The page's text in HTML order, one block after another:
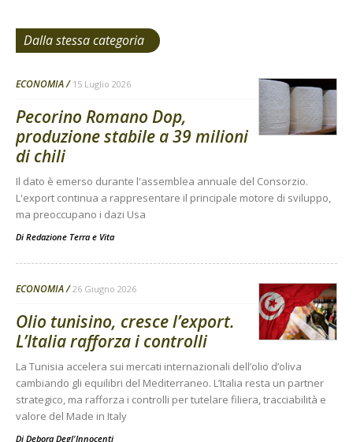
Dalla stessa categoria
ECONOMIA 15 Luglio 2026
Pecorino Romano Dop,
produzione stabile a 39 milioni
di chili
Il dato è emerso durante l'assemblea annuale del Consorzio.
L'export continua a rappresentare il principale motore di sviluppo,
ma preoccupano i dazi Usa
Di Redazione Terra e Vita
ECONOMIA 26 Giugno 2026
Olio tunisino, cresce l’export.
L’Italia rafforza i controlli
La Tunisia accelera sui mercati internazionali dell’olio d’oliva
cambiando gli equilibri del Mediterraneo. L’Italia resta un partner
strategico, ma rafforza i controlli per tutelare filiera, tracciabilità e
valore del Made in Italy
Di Debora Degl'Innocenti